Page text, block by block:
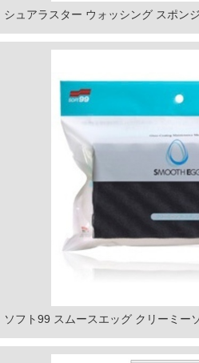
シュアラスター ウォッシング スポンジ
ソフト99 スムースエッグ クリーミー